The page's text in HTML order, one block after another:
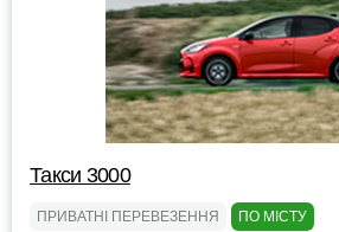
Такси 3000
ПРИВАТНІ ПЕРЕВЕЗЕННЯ ПО МІСТУ